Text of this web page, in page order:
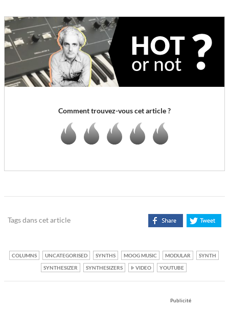
Comment trouvez-vous cet article ?
Tags dans cet article
COLUMNS UNCATEGORISED SYNTHS MOOG MUSIC MODULAR
SYNTH
SYNTHESIZER
SYNTHESIZERS VIDEO YOUTUBE
Publicité